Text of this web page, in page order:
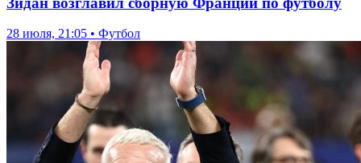
28 июля, 21:05 • Футбол